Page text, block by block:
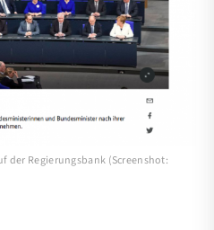
der Regierungsbank (Screenshot: